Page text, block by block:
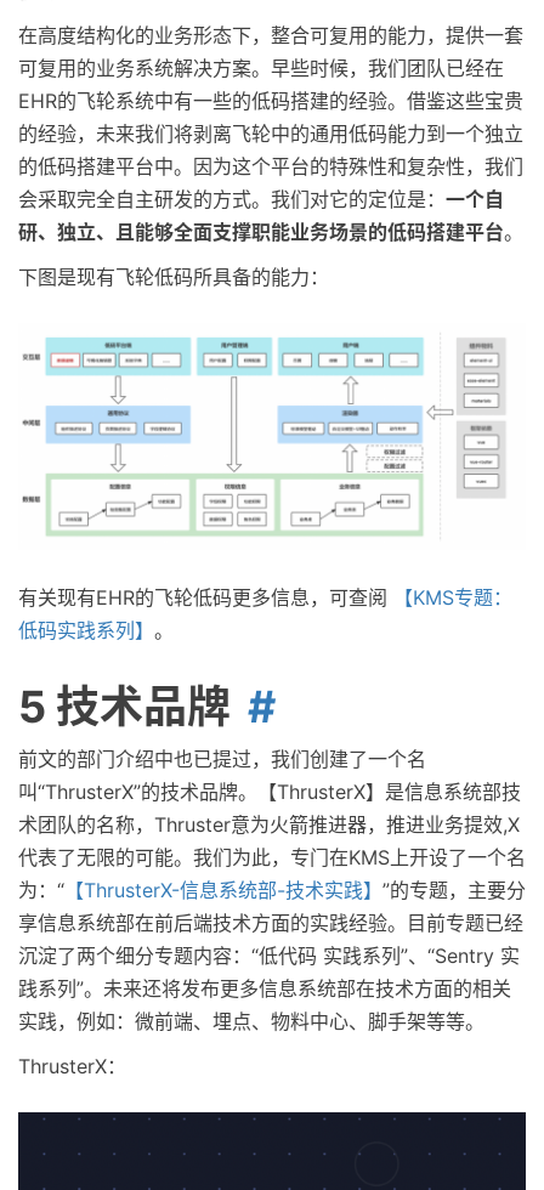
在高度结构化的业务形态下，整合可复用的能力，提供一套
可复用的业务系统解决方案。早些时候，我们团队已经在
EHR的飞轮系统中有一些的低码搭建的经验。借鉴这些宝贵
的经验，未来我们将剥离飞轮中的通用低码能力到一个独立
的低码搭建平台中。因为这个平台的特殊性和复杂性，我们
会采取完全自主研发的方式。我们对它的定位是： 一个自
研、独立、且能够全面支撑职能业务场景的低码搭建平台。
下图是现有飞轮低码所具备的能力：
有关现有EHR的飞轮低码更多信息，可查阅
【KMS专题：
低码实践系列】 。
5 技术品牌
前文的部门介绍中也已提过，我们创建了一个名
叫“ThrusterX”的技术品牌。【ThrusterX】是信息系统部技
术团队的名称，Thruster意为火箭推进器，推进业务提效,X
代表了无限的可能。我们为此，专门在KMS上开设了一个名
为：“ 【ThrusterX-信息系统部-技术实践】 ”的专题，主要分
享信息系统部在前后端技术方面的实践经验。目前专题已经
沉淀了两个细分专题内容：“低代码 实践系列”、“Sentry 实
践系列”。未来还将发布更多信息系统部在技术方面的相关
实践，例如：微前端、埋点、物料中心、脚手架等等。
ThrusterX：